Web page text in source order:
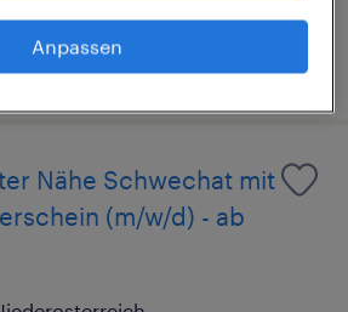
Juli 2026
Nähe Schwechat mit
(m/w/d) - ab
Anpassen